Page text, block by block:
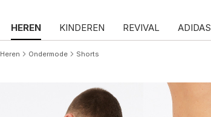
HEREN KINDEREN REVIVAL ADIDAS
Heren Ondermode Shorts